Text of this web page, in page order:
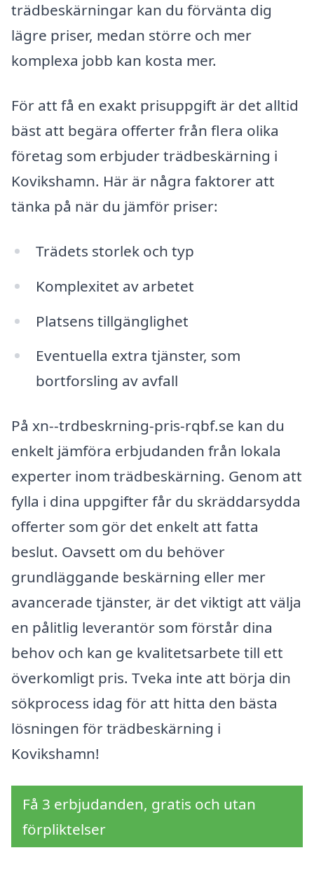
trädbeskärningar kan du förvänta dig
lägre priser, medan större och mer
komplexa jobb kan kosta mer.
För att få en exakt prisuppgift är det alltid
bäst att begära offerter från flera olika
företag som erbjuder trädbeskärning i
Kovikshamn. Här är några faktorer att
tänka på när du jämför priser:
Trädets storlek och typ
Komplexitet av arbetet
Platsens tillgänglighet
Eventuella extra tjänster, som
bortforsling av avfall
På xn--trdbeskrning-pris-rqbf.se kan du
enkelt jämföra erbjudanden från lokala
experter inom trädbeskärning. Genom att
fylla i dina uppgifter får du skräddarsydda
offerter som gör det enkelt att fatta
beslut. Oavsett om du behöver
grundläggande beskärning eller mer
avancerade tjänster, är det viktigt att välja
en pålitlig leverantör som förstår dina
behov och kan ge kvalitetsarbete till ett
överkomligt pris. Tveka inte att börja din
sökprocess idag för att hitta den bästa
lösningen för trädbeskärning i
Kovikshamn!
Få 3 erbjudanden, gratis och utan
förpliktelser